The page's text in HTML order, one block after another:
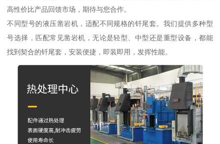
高性价比产品回馈市场，期待与您合作。
不同型号的液压凿岩机，适配不同规格的钎尾套。我们提供多种型
号选择，匹配常见凿岩机，无论是轻型、中型还是重型设备，都能
找到契合的钎尾套，安装便捷，即装即用，发挥性能。